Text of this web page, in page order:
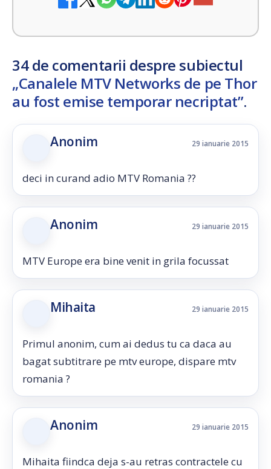
34 de comentarii despre subiectul
„Canalele MTV Networks de pe Thor
au fost emise temporar necriptat”.
Anonim 29 ianuarie 2015
deci in curand adio MTV Romania ??
Anonim 29 ianuarie 2015
MTV Europe era bine venit in grila focussat
Mihaita 29 ianuarie 2015
Primul anonim, cum ai dedus tu ca daca au
bagat subtitrare pe mtv europe, dispare mtv
romania ?
Anonim 29 ianuarie 2015
Mihaita fiindca deja s-au retras contractele cu